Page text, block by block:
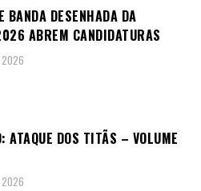
BANDA DESENHADA DA
ABREM CANDIDATURAS
2026
ATAQUE DOS TITÃS – VOLUME
2026